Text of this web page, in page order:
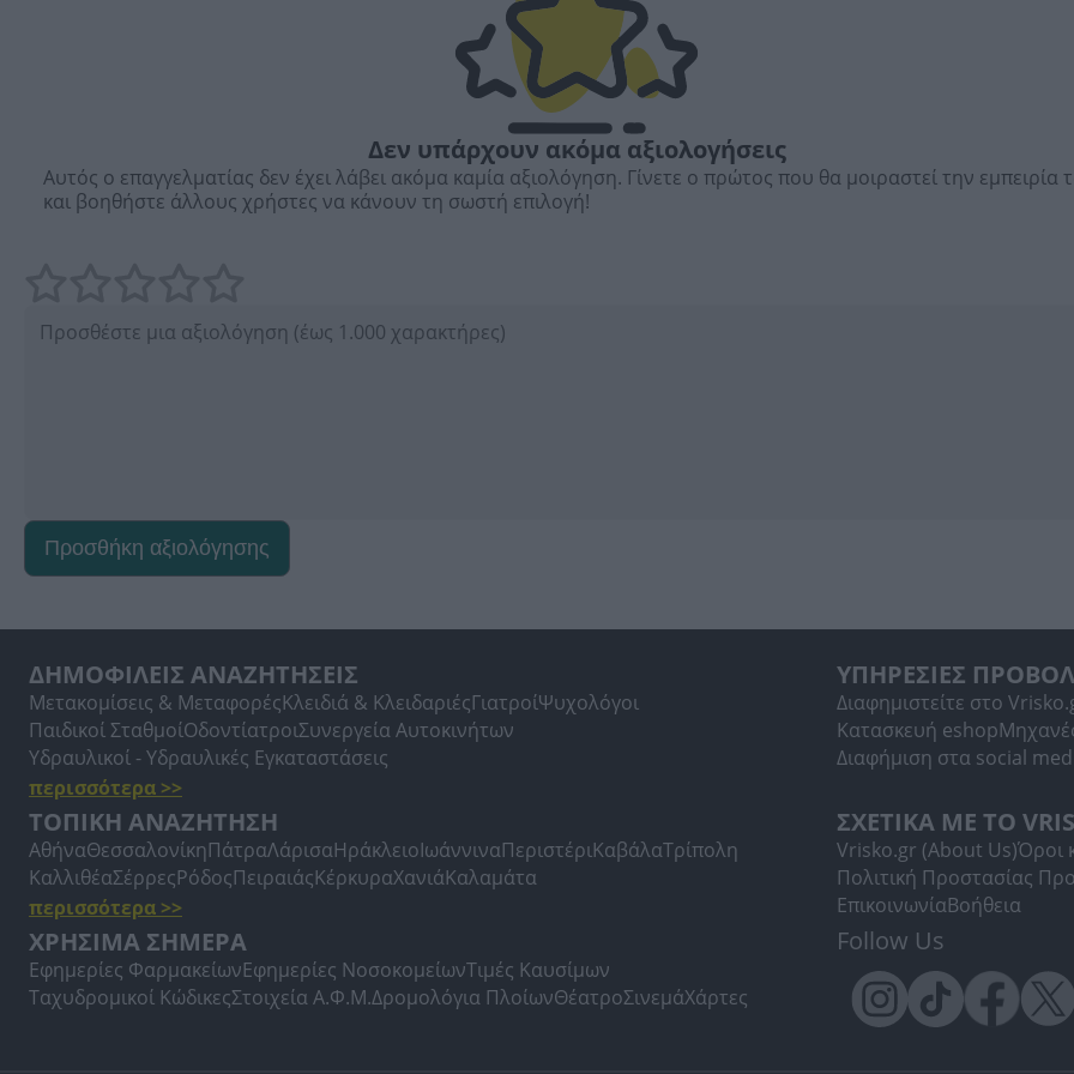
Δεν υπάρχουν ακόμα αξιολογήσεις
Αυτός ο επαγγελματίας δεν έχει λάβει ακόμα καμία αξιολόγηση. Γίνετε ο πρώτος που θα μοιραστεί την εμπειρία
και βοηθήστε άλλους χρήστες να κάνουν τη σωστή επιλογή!
Προσθήκη αξιολόγησης
ΔΗΜΟΦΙΛΕΙΣ ΑΝΑΖΗΤΗΣΕΙΣ
Μετακομίσεις & ΜεταφορέςΚλειδιά & ΚλειδαριέςΓιατροίΨυχολόγοι
Παιδικοί ΣταθμοίΟδοντίατροιΣυνεργεία Αυτοκινήτων
Υδραυλικοί - Υδραυλικές Εγκαταστάσεις
περισσότερα >>
ΥΠΗΡΕΣΙΕΣ
Διαφημιστείτε στο
Κατασκευή eshop
Διαφήμιση στα social
ΤΟΠΙΚΗ ΑΝΑΖΗΤΗΣΗ
ΑθήναΘεσσαλονίκηΠάτραΛάρισαΗράκλειοΙωάννιναΠεριστέριΚαβάλαΤρίπολη
ΚαλλιθέαΣέρρεςΡόδοςΠειραιάςΚέρκυραΧανιάΚαλαμάτα
περισσότερα >>
ΣΧΕΤΙΚΑ ΜΕ ΤΟ
Vrisko.gr (About Us)Όροι
Πολιτική Προστασίας
ΕπικοινωνίαΒοήθεια
ΧΡΗΣΙΜΑ ΣΗΜΕΡΑ
Εφημερίες ΦαρμακείωνΕφημερίες ΝοσοκομείωνΤιμές Καυσίμων
Ταχυδρομικοί ΚώδικεςΣτοιχεία Α.Φ.Μ.Δρομολόγια ΠλοίωνΘέατροΣινεμάΧάρτες
Follow Us